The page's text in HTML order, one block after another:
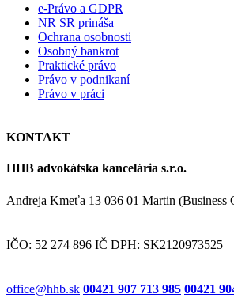
e-Právo a GDPR
NR SR prináša
Ochrana osobnosti
Osobný bankrot
Praktické právo
Právo v podnikaní
Právo v práci
KONTAKT
HHB advokátska kancelária s.r.o.
Andreja Kmeťa 13 036 01 Martin (Business
IČO: 52 274 896 IČ DPH: SK2120973525
office@hhb.sk 00421 907 713 985 00421